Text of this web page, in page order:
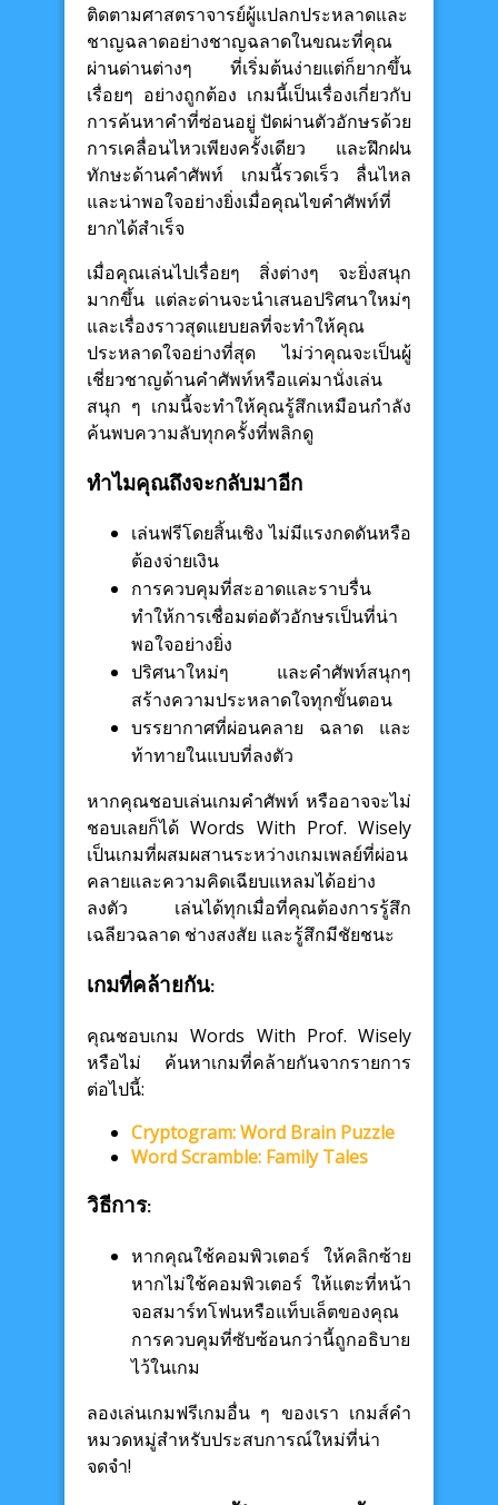
ติดตามศาสตราจารย์ผู้แปลกประหลาดและ
ชาญฉลาดอย่างชาญฉลาดในขณะที่คุณ
ผ่านด่านต่างๆ ที่เริ่มต้นง่ายแต่ก็ยากขึ้น
เรื่อยๆ อย่างถูกต้อง เกมนี้เป็นเรื่องเกี่ยวกับ
การค้นหาคำที่ซ่อนอยู่ ปัดผ่านตัวอักษรด้วย
การเคลื่อนไหวเพียงครั้งเดียว และฝึกฝน
ทักษะด้านคำศัพท์ เกมนี้รวดเร็ว ลื่นไหล
และน่าพอใจอย่างยิ่งเมื่อคุณไขคำศัพท์ที่
ยากได้สำเร็จ
เมื่อคุณเล่นไปเรื่อยๆ สิ่งต่างๆ จะยิ่งสนุก
มากขึ้น แต่ละด่านจะนำเสนอปริศนาใหม่ๆ
และเรื่องราวสุดแยบยลที่จะทำให้คุณ
ประหลาดใจอย่างที่สุด ไม่ว่าคุณจะเป็นผู้
เชี่ยวชาญด้านคำศัพท์หรือแค่มานั่งเล่น
สนุก ๆ เกมนี้จะทำให้คุณรู้สึกเหมือนกำลัง
ค้นพบความลับทุกครั้งที่พลิกดู
ทำไมคุณถึงจะกลับมาอีก
เล่นฟรีโดยสิ้นเชิง ไม่มีแรงกดดันหรือ
ต้องจ่ายเงิน
การควบคุมที่สะอาดและราบรื่น
ทำให้การเชื่อมต่อตัวอักษรเป็นที่น่า
พอใจอย่างยิ่ง
ปริศนาใหม่ๆ และคำศัพท์สนุกๆ
สร้างความประหลาดใจทุกขั้นตอน
บรรยากาศที่ผ่อนคลาย ฉลาด และ
ท้าทายในแบบที่ลงตัว
หากคุณชอบเล่นเกมคำศัพท์ หรืออาจจะไม่
ชอบเลยก็ได้ Words With Prof. Wisely
เป็นเกมที่ผสมผสานระหว่างเกมเพลย์ที่ผ่อน
คลายและความคิดเฉียบแหลมได้อย่าง
ลงตัว เล่นได้ทุกเมื่อที่คุณต้องการรู้สึก
เฉลียวฉลาด ช่างสงสัย และรู้สึกมีชัยชนะ
เกมที่คล้ายกัน:
คุณชอบเกม Words With Prof. Wisely
หรือไม่ ค้นหาเกมที่คล้ายกันจากรายการ
ต่อไปนี้:
Cryptogram: Word Brain Puzzle
Word Scramble: Family Tales
วิธีการ:
หากคุณใช้คอมพิวเตอร์ ให้คลิกซ้าย
หากไม่ใช้คอมพิวเตอร์ ให้แตะที่หน้า
จอสมาร์ทโฟนหรือแท็บเล็ตของคุณ
การควบคุมที่ซับซ้อนกว่านี้ถูกอธิบาย
ไว้ในเกม
ลองเล่นเกมฟรีเกมอื่น ๆ ของเรา เกมส์คำ
หมวดหมู่สำหรับประสบการณ์ใหม่ที่น่า
จดจำ!